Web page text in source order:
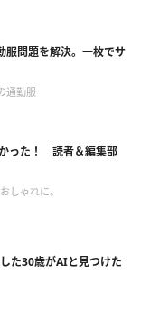
服問題を解決。一枚でサ
通勤服
かった！ 読者＆編集部
しゃれに。
た30歳がAIと見つけた